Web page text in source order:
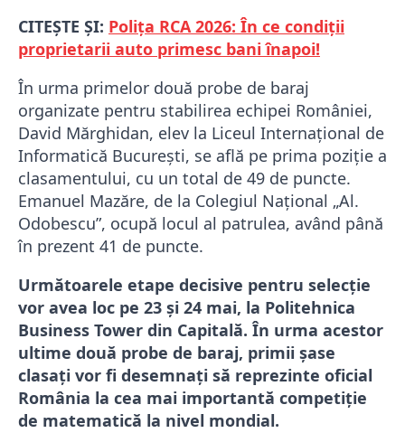
CITEȘTE ȘI: Polița RCA 2026: În ce condiții
proprietarii auto primesc bani înapoi!
În urma primelor două probe de baraj
organizate pentru stabilirea echipei României,
David Mărghidan, elev la Liceul Internațional de
Informatică București, se află pe prima poziție a
clasamentului, cu un total de 49 de puncte.
Emanuel Mazăre, de la Colegiul Național „Al.
Odobescu”, ocupă locul al patrulea, având până
în prezent 41 de puncte.
Următoarele etape decisive pentru selecție
vor avea loc pe 23 și 24 mai, la Politehnica
Business Tower din Capitală. În urma acestor
ultime două probe de baraj, primii șase
clasați vor fi desemnați să reprezinte oficial
România la cea mai importantă competiție
de matematică la nivel mondial.